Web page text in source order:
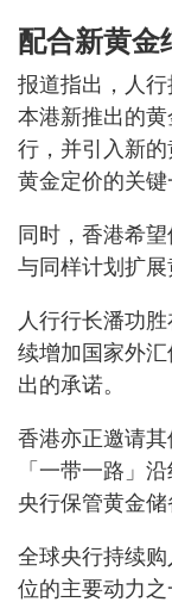
配合新黄金
报道指出，人
本港新推出的
行，并引入新
黄金定价的关键
同时，香港希
与同样计划扩展
人行行长潘功
续增加国家外
出的承诺。
香港亦正邀请其
「一带一路」
央行保管黄金储
全球央行持续
位的主要动力